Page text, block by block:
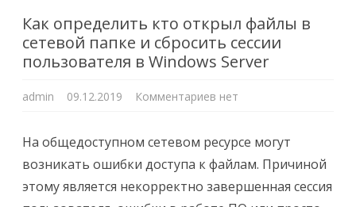
Как определить кто открыл файлы в
сетевой папке и сбросить сессии
пользователя в Windows Server
admin 09.12.2019 Комментариев к
кто
открыл
файлы
в
сетевой
папке
нет
На общедоступном сетевом ресурсе могут
возникать ошибки доступа к файлам. Причиной
этому является некорректно завершенная сессия